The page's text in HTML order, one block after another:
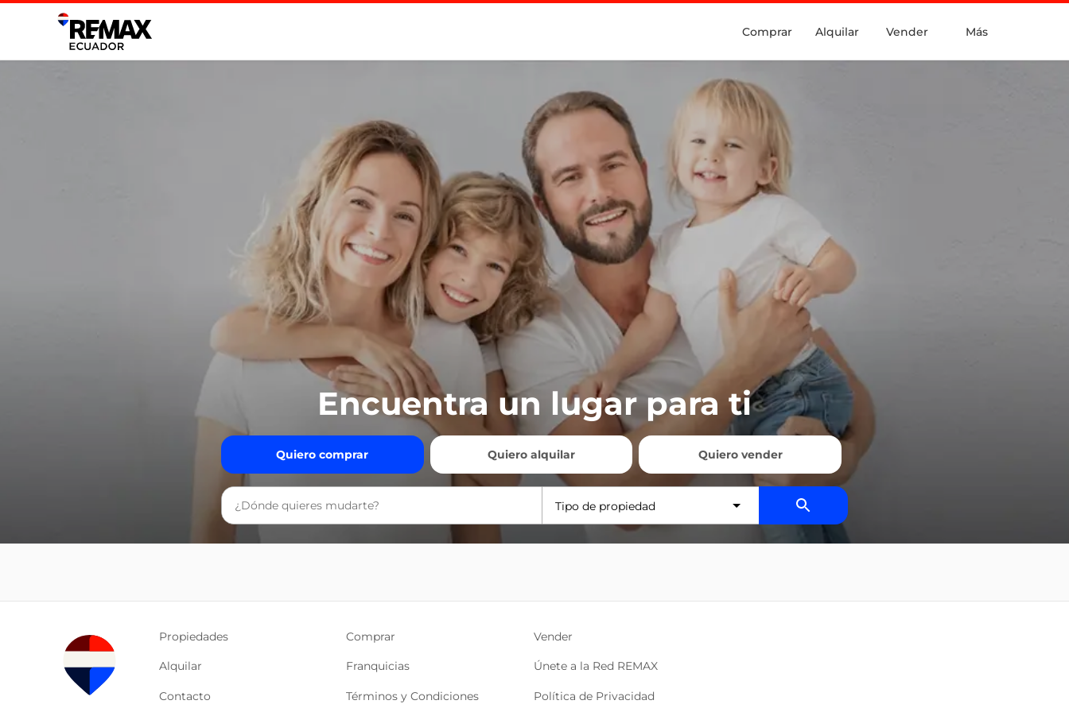
Comprar Alquilar Vender Más
Encuentra un lugar para ti
Quiero comprar Quiero alquilar Quiero vender
Tipo de propiedad
Propiedades Comprar Vender
Alquilar Franquicias Únete a la Red REMAX
Contacto Términos y Condiciones Política de Privacidad